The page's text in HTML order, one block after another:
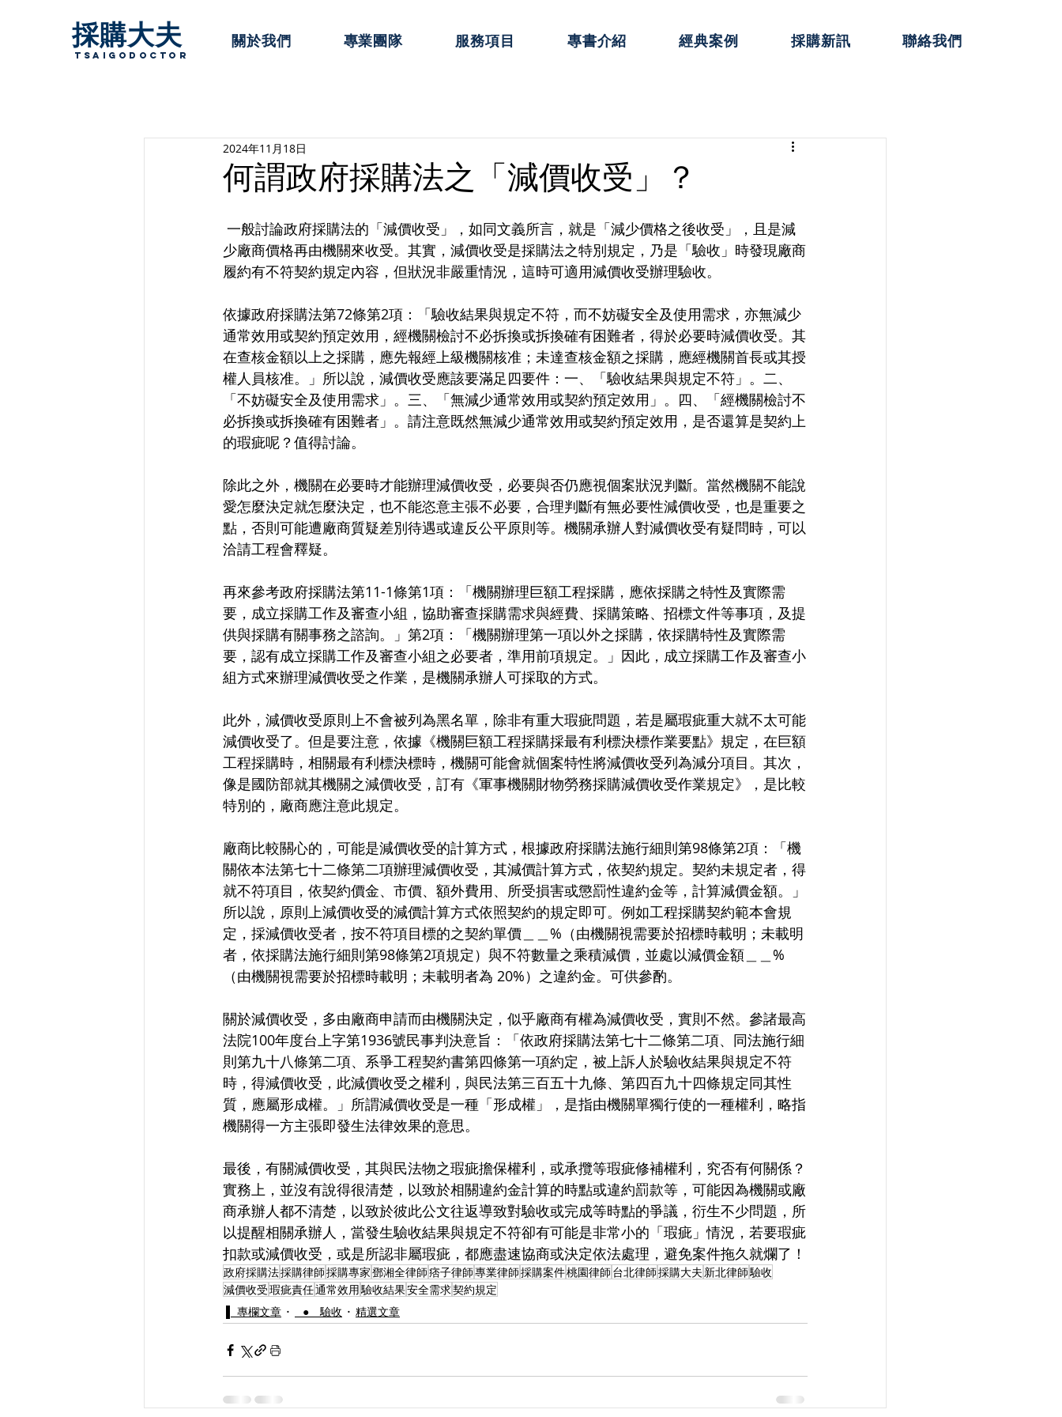
採購大夫
TsaigoDoctor
關於我們 專業團隊 服務項目 專書介紹 經典案例 採購新訊 聯絡我們
何謂政府採購法之「減價收受」？
2024年11月18日
一般討論政府採購法的「減價收受」，如同文義所言，就是「減少價格之後收受」，且是減
少廠商價格再由機關來收受。其實，減價收受是採購法之特別規定，乃是「驗收」時發現廠商
履約有不符契約規定內容，但狀況非嚴重情況，這時可適用減價收受辦理驗收。
依據政府採購法第72條第2項：「驗收結果與規定不符，而不妨礙安全及使用需求，亦無減少
通常效用或契約預定效用，經機關檢討不必拆換或拆換確有困難者，得於必要時減價收受。其
在查核金額以上之採購，應先報經上級機關核准；未達查核金額之採購，應經機關首長或其授
權人員核准。」所以說，減價收受應該要滿足四要件：一、「驗收結果與規定不符」。二、
「不妨礙安全及使用需求」。三、「無減少通常效用或契約預定效用」。四、「經機關檢討不
必拆換或拆換確有困難者」。請注意既然無減少通常效用或契約預定效用，是否還算是契約上
的瑕疵呢？值得討論。
除此之外，機關在必要時才能辦理減價收受，必要與否仍應視個案狀況判斷。當然機關不能說
愛怎麼決定就怎麼決定，也不能恣意主張不必要，合理判斷有無必要性減價收受，也是重要之
點，否則可能遭廠商質疑差別待遇或違反公平原則等。機關承辦人對減價收受有疑問時，可以
洽請工程會釋疑。
再來參考政府採購法第11-1條第1項：「機關辦理巨額工程採購，應依採購之特性及實際需
要，成立採購工作及審查小組，協助審查採購需求與經費、採購策略、招標文件等事項，及提
供與採購有關事務之諮詢。」第2項：「機關辦理第一項以外之採購，依採購特性及實際需
要，認有成立採購工作及審查小組之必要者，準用前項規定。」因此，成立採購工作及審查小
組方式來辦理減價收受之作業，是機關承辦人可採取的方式。
此外，減價收受原則上不會被列為黑名單，除非有重大瑕疵問題，若是屬瑕疵重大就不太可能
減價收受了。但是要注意，依據《機關巨額工程採購採最有利標決標作業要點》規定，在巨額
工程採購時，相關最有利標決標時，機關可能會就個案特性將減價收受列為減分項目。其次，
像是國防部就其機關之減價收受，訂有《軍事機關財物勞務採購減價收受作業規定》，是比較
特別的，廠商應注意此規定。
廠商比較關心的，可能是減價收受的計算方式，根據政府採購法施行細則第98條第2項：「機
關依本法第七十二條第二項辦理減價收受，其減價計算方式，依契約規定。契約未規定者，得
就不符項目，依契約價金、市價、額外費用、所受損害或懲罰性違約金等，計算減價金額。」
所以說，原則上減價收受的減價計算方式依照契約的規定即可。例如工程採購契約範本會規
定，採減價收受者，按不符項目標的之契約單價＿＿%（由機關視需要於招標時載明；未載明
者，依採購法施行細則第98條第2項規定）與不符數量之乘積減價，並處以減價金額＿＿%
（由機關視需要於招標時載明；未載明者為 20%）之違約金。可供參酌。
關於減價收受，多由廠商申請而由機關決定，似乎廠商有權為減價收受，實則不然。參諸最高
法院100年度台上字第1936號民事判決意旨：「依政府採購法第七十二條第二項、同法施行細
則第九十八條第二項、系爭工程契約書第四條第一項約定，被上訴人於驗收結果與規定不符
時，得減價收受，此減價收受之權利，與民法第三百五十九條、第四百九十四條規定同其性
質，應屬形成權。」所謂減價收受是一種「形成權」，是指由機關單獨行使的一種權利，略指
機關得一方主張即發生法律效果的意思。
最後，有關減價收受，其與民法物之瑕疵擔保權利，或承攬等瑕疵修補權利，究否有何關係？
實務上，並沒有說得很清楚，以致於相關違約金計算的時點或違約罰款等，可能因為機關或廠
商承辦人都不清楚，以致於彼此公文往返導致對驗收或完成等時點的爭議，衍生不少問題，所
以提醒相關承辦人，當發生驗收結果與規定不符卻有可能是非常小的「瑕疵」情況，若要瑕疵
扣款或減價收受，或是所認非屬瑕疵，都應盡速協商或決定依法處理，避免案件拖久就爛了！
政府採購法採購律師採購專家鄧湘全律師痞子律師專業律師採購案件桃園律師 台北律師採購大夫 新北律師驗收
減價收受瑕疵責任通常效用驗收結果安全需求契約規定
▌ 專欄文章
⠀● 驗收 精選文章